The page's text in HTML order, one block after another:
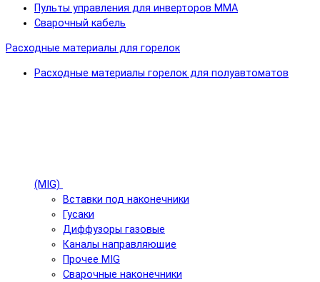
Пульты управления для инверторов MMA
Сварочный кабель
Расходные материалы для горелок
Расходные материалы горелок для полуавтоматов
(MIG)
Вставки под наконечники
Гусаки
Диффузоры газовые
Каналы направляющие
Прочее MIG
Сварочные наконечники